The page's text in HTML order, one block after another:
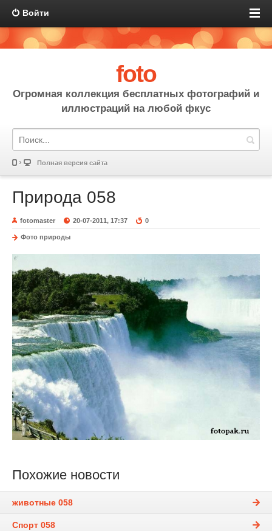
Войти
foto
Огромная коллекция бесплатных фотографий и
иллюстраций на любой фкус
Полная версия сайта
Природа 058
fotomaster 20-07-2011, 17:37 0
Фото природы
Похожие новости
животные 058
Спорт 058